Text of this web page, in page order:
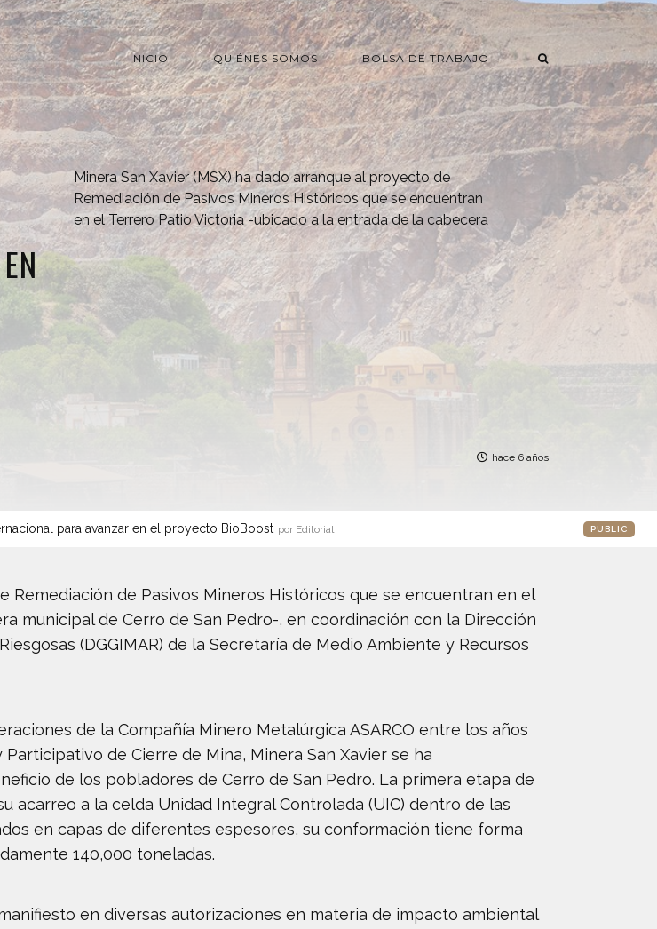
INICIO QUIÉNES SOMOS BOLSA DE TRABAJO
Minera San Xavier (MSX) ha dado arranque al proyecto de
Remediación de Pasivos Mineros Históricos que se encuentran
en el Terrero Patio Victoria -ubicado a la entrada de la cabecera
hace 6 años
para avanzar en el proyecto BioBoost por Editorial PUBLIC
Remediación de Pasivos Mineros Históricos que se encuentran en el
municipal de Cerro de San Pedro-, en coordinación con la Dirección
(DGGIMAR) de la Secretaría de Medio Ambiente y Recursos
de la Compañía Minero Metalúrgica ASARCO entre los años
de Cierre de Mina, Minera San Xavier se ha
de los pobladores de Cerro de San Pedro. La primera etapa de
acarreo a la celda Unidad Integral Controlada (UIC) dentro de las
en capas de diferentes espesores, su conformación tiene forma
140,000 toneladas.
en diversas autorizaciones en materia de impacto ambiental